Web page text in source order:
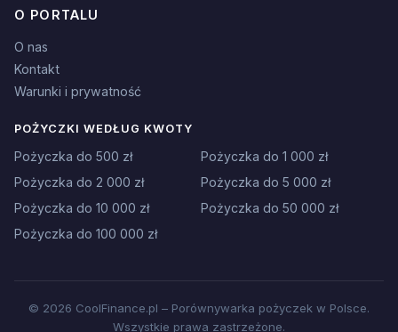
O PORTALU
O nas
Kontakt
Warunki i prywatność
POŻYCZKI WEDŁUG KWOTY
Pożyczka do 500 zł
Pożyczka do 1 000 zł
Pożyczka do 2 000 zł
Pożyczka do 5 000 zł
Pożyczka do 10 000 zł
Pożyczka do 50 000 zł
Pożyczka do 100 000 zł
© 2026 CoolFinance.pl – Porównywarka pożyczek w Polsce.
Wszystkie prawa zastrzeżone.